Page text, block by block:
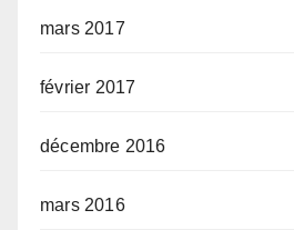
mars 2017
février 2017
décembre 2016
mars 2016